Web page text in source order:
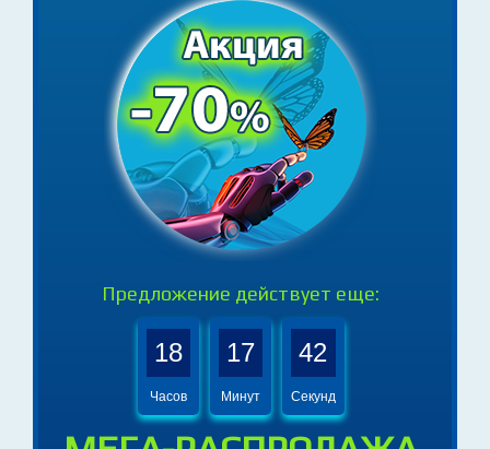
Предложение действует еще:
18 17 40